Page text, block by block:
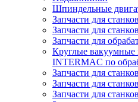
Шпиндельные
Запчасти для
Запчасти для
Запчасти для
Круглые вакуумные
INTERMAC по
Запчасти для
Запчасти для
Запчасти для